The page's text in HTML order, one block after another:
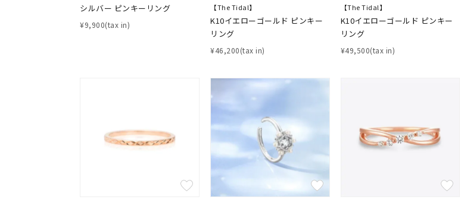
シルバー ピンキーリング
¥9,900(tax in)
【The Tidal】
K10イエローゴールド ピンキー
リング
¥46,200(tax in)
【The Tidal】
K10イエローゴールド ピンキー
リング
¥49,500(tax in)